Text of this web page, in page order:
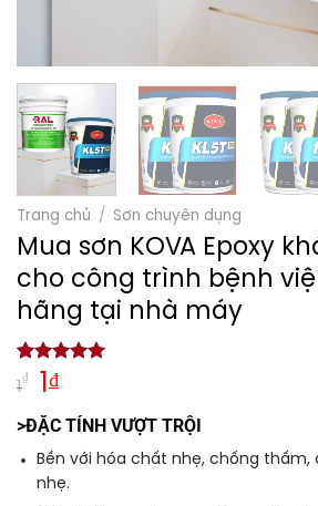
Trang chủ / Sơn chuyên dụng
Mua sơn KOVA Epoxy
cho công trình bệnh
hãng tại nhà máy
5.00trên 5
dựa trên
1
đánh giá
1
₫
Giá
gốc
là:
1₫.
1₫Giá
hiện
tại
là:
1₫.
>ĐẶC TÍNH VƯỢT TRỘI
Bền với hóa chất nhẹ, chống thấm,
nhẹ.